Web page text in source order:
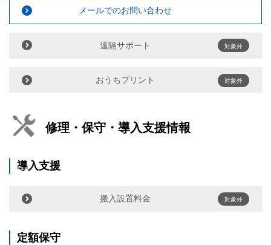
メールでのお問い合わせ
遠隔サポート 対象外
おうちプリント 対象外
修理・保守・導入支援情報
導入支援
搬入設置料金 対象外
定額保守